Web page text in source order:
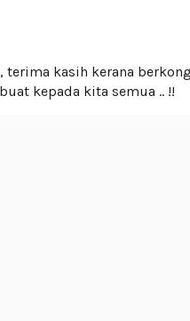
terima kasih kerana
kepada kita semua .. !!